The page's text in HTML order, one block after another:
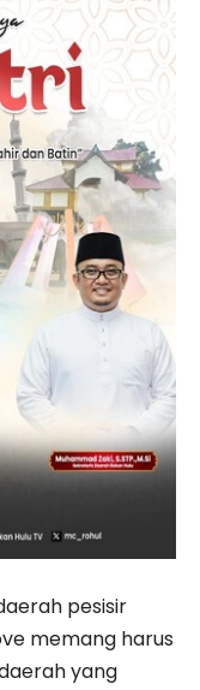
pesisir
memang harus
yang